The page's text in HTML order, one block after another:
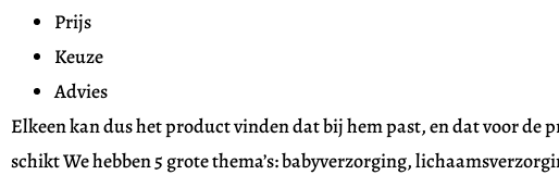
Prijs
Keuze
Advies
Elkeen kan dus het product vinden dat bij hem past, en dat voor de
schikt We hebben 5 grote thema’s: babyverzorging,